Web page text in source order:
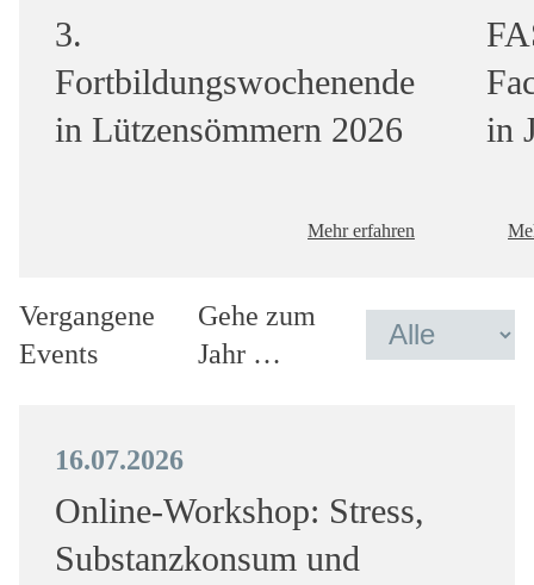
3.
Fortbildungswochenende
in Lützensömmern 2026
Mehr erfahren
in
Vergangene
Events
Gehe zum
Jahr …
16.07.2026
Online-Workshop: Stress,
Substanzkonsum und